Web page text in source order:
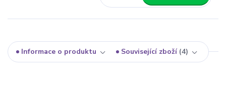
Informace o produktu Související zboží 4